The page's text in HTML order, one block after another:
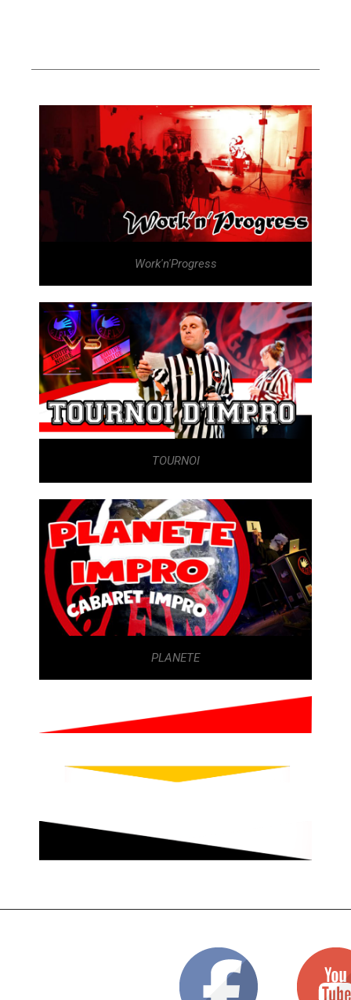
Work'n'Progress
TOURNOI
PLANETE